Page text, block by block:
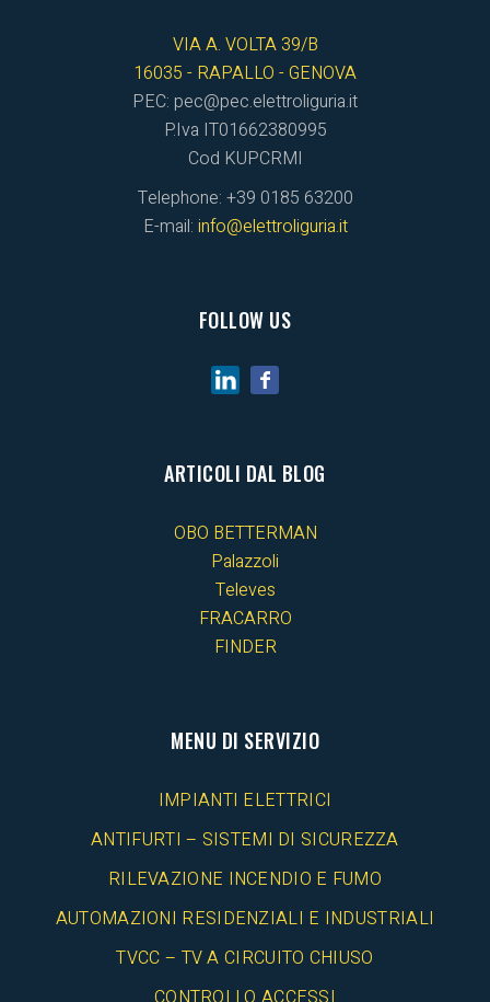
VIA A. VOLTA 39/B
16035 - RAPALLO - GENOVA
PEC: pec@pec.elettroliguria.it
P.Iva IT01662380995
Cod KUPCRMI
Telephone: +39 0185 63200
E-mail: info@elettroliguria.it
FOLLOW US
ARTICOLI DAL BLOG
OBO BETTERMAN
Palazzoli
Televes
FRACARRO
FINDER
MENU DI SERVIZIO
IMPIANTI ELETTRICI
ANTIFURTI – SISTEMI DI SICUREZZA
RILEVAZIONE INCENDIO E FUMO
AUTOMAZIONI RESIDENZIALI E INDUSTRIALI
TVCC – TV A CIRCUITO CHIUSO